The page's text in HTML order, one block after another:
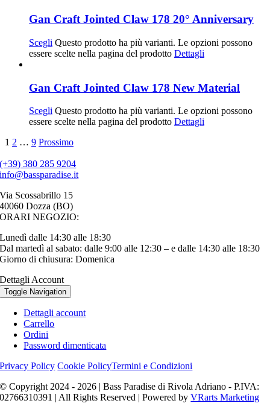
Gan Craft Jointed Claw 178 20° Anniversary
Scegli Questo prodotto ha più varianti. Le opzioni possono
essere scelte nella pagina del prodotto Dettagli
Gan Craft Jointed Claw 178 New Material
Scegli Questo prodotto ha più varianti. Le opzioni possono
essere scelte nella pagina del prodotto Dettagli
1 2 … 9 Prossimo
(+39) 380 285 9204
info@bassparadise.it
Via Scossabrillo 15
40060 Dozza (BO)
ORARI NEGOZIO:
Lunedì dalle 14:30 alle 18:30
Dal martedì al sabato: dalle 9:00 alle 12:30 – e dalle 14:30 alle 18:30
Giorno di chiusura: Domenica
Dettagli Account
Toggle Navigation
Dettagli account
Carrello
Ordini
Password dimenticata
Privacy Policy Cookie PolicyTermini e Condizioni
© Copyright 2024 - 2026 | Bass Paradise di Rivola Adriano - P.IVA:
02766310391 | All Rights Reserved | Powered byVRarts Marketing